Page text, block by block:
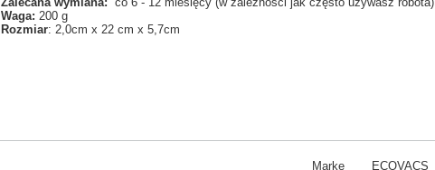
Waga: 200 g
Rozmiar: 2,0cm x 22 cm x 5,7cm
Marke ECOVACS